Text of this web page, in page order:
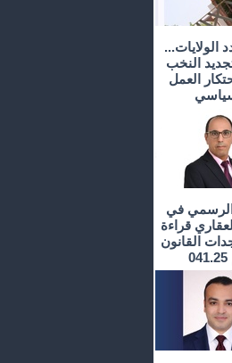
الولايات...
النخب
العمل
الرسمي في
قراءة
القانون